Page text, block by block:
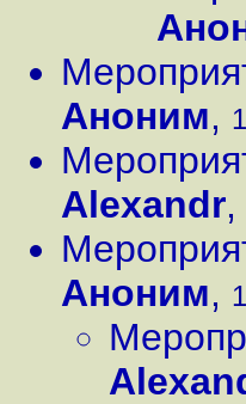
Аноним,
Alexandr,
Аноним,